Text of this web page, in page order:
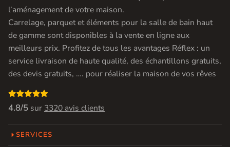
l’aménagement de votre maison.
Carrelage, parquet et éléments pour la salle de bain haut
de gamme sont disponibles à la vente en ligne aux
meilleurs prix. Profitez de tous les avantages Réflex : un
service livraison de haute qualité, des échantillons gratuits,
des devis gratuits, …. pour réaliser la maison de vos rêves

4.8/5 sur 3320 avis clients
SERVICES